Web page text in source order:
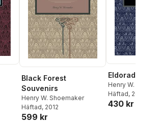
Black Forest
Souvenirs
Henry W. Shoemaker
Häftad, 2012
599 kr
Eldorado
Henry W.
Häftad, 2013
430 kr